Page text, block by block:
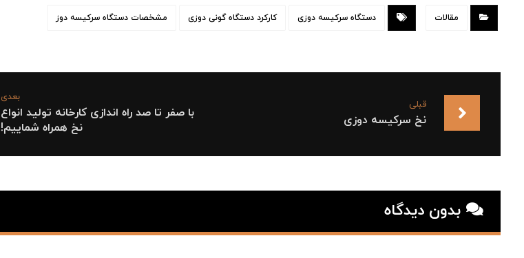
مقالات دستگاه سرکیسه دوزی کارکرد دستگاه گونی دوزی مشخصات دستگاه سرکیسه دوز
قبلی
نخ سرکیسه دوزی
بعدی
با صفر تا صد راه ‌اندازی کارخانه تولید انواع
نخ همراه شماییم!
بدون دیدگاه